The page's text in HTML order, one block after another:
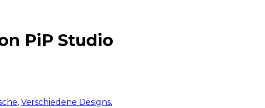
PiP Studio
, Verschiedene Designs,